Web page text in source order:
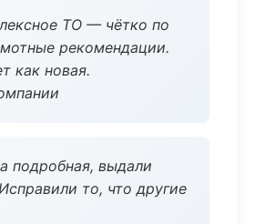
ТО — чётко по
рекомендации.
как новая.
подробная, выдали
то, что другие